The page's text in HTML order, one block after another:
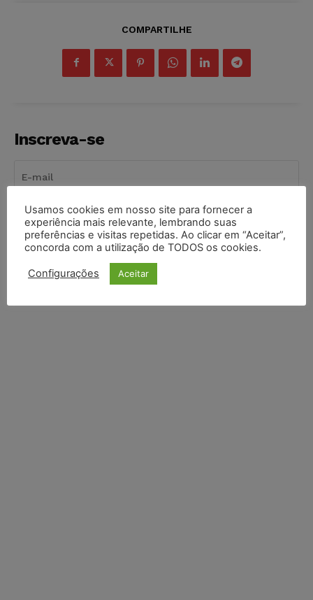
COMPARTILHE
Inscreva-se
INSCREVER
Li e aceito aPolítica de Privacidade.
Usamos cookies em nosso site para fornecer a
experiência mais relevante, lembrando suas
preferências e visitas repetidas. Ao clicar em “Aceitar”,
concorda com a utilização de TODOS os cookies.
Configurações Aceitar